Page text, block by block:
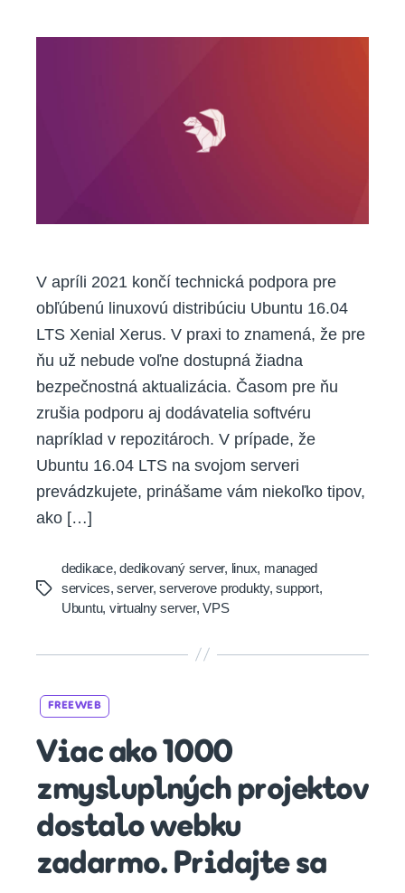
pre
V apríli 2021 končí technická podpora pre
obľúbenú linuxovú distribúciu Ubuntu 16.04
LTS Xenial Xerus. V praxi to znamená, že pre
ňu už nebude voľne dostupná žiadna
bezpečnostná aktualizácia. Časom pre ňu
zrušia podporu aj dodávatelia softvéru
napríklad v repozitároch. V prípade, že
Ubuntu 16.04 LTS na svojom serveri
prevádzkujete, prinášame vám niekoľko tipov,
ako […]
Tags
dedikace,dedikovaný server, linux, managed
services,server,serverove produkty,support,
Ubuntu, virtualny server,VPS
FREEWEB
Viac ako 1000
zmysluplných projektov
dostalo webku
zadarmo. Pridajte sa